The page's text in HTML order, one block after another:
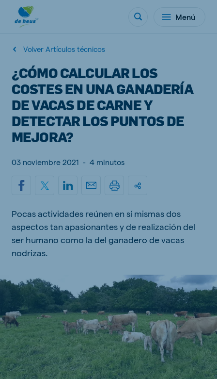
Menú
Volver Artículos técnicos
¿CÓMO CALCULAR LOS
COSTES EN UNA GANADERÍA
DE VACAS DE CARNE Y
DETECTAR LOS PUNTOS DE
MEJORA?
03 noviembre 2021 - 4 minutos
Pocas actividades reúnen en sí mismas dos
aspectos tan apasionantes y de realización del
ser humano como la del ganadero de vacas
nodrizas.